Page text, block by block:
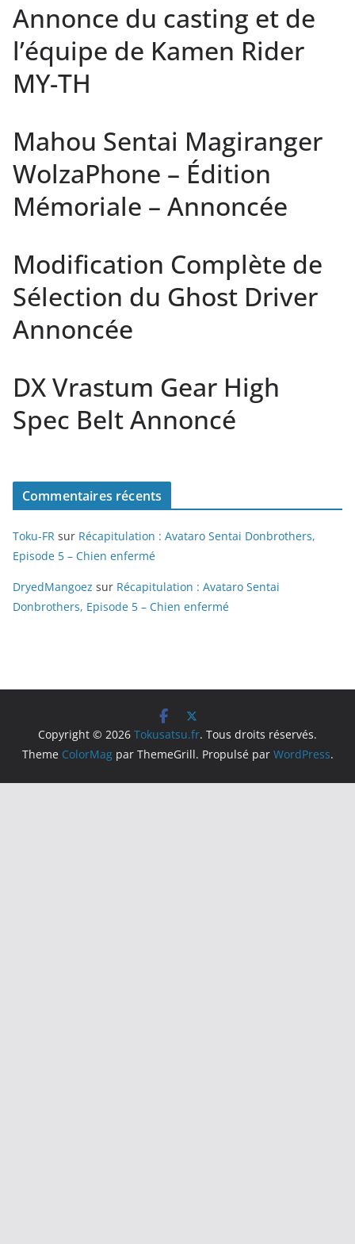
Annonce du casting et de
l’équipe de Kamen Rider
MY-TH
Mahou Sentai Magiranger
WolzaPhone – Édition
Mémoriale – Annoncée
Modification Complète de
Sélection du Ghost Driver
Annoncée
DX Vrastum Gear High
Spec Belt Annoncé
Commentaires récents
Toku-FR sur Récapitulation : Avataro Sentai Donbrothers,
Episode 5 – Chien enfermé
DryedMangoez sur Récapitulation : Avataro Sentai
Donbrothers, Episode 5 – Chien enfermé
Copyright © 2026 Tokusatsu.fr. Tous droits réservés.
Theme ColorMagpar ThemeGrill. Propulsé par WordPress.